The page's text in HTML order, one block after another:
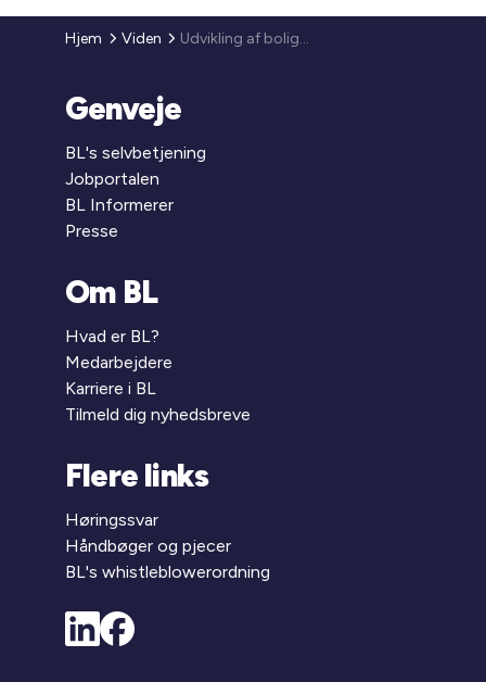
Hjem Viden Udvikling af boligafdelingen
Genveje
BL's selvbetjening
Jobportalen
BL Informerer
Presse
Om BL
Hvad er BL?
Medarbejdere
Karriere i BL
Tilmeld dig nyhedsbreve
Flere links
Høringssvar
Håndbøger og pjecer
BL's whistleblowerordning